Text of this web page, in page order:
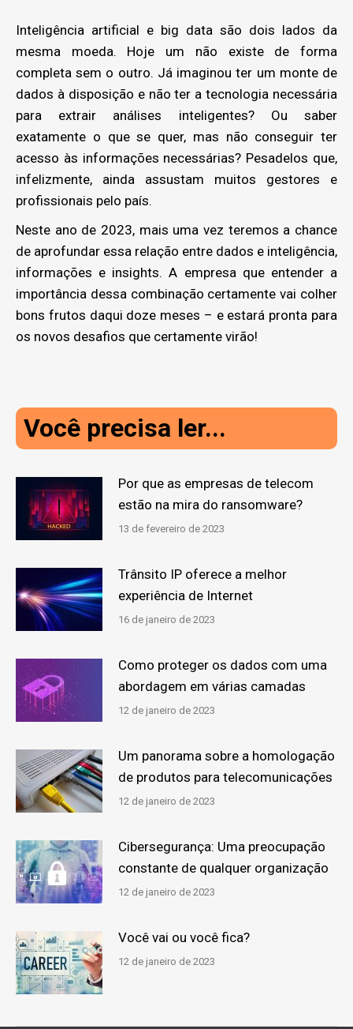
Inteligência artificial e big data são dois lados da
mesma moeda. Hoje um não existe de forma
completa sem o outro. Já imaginou ter um monte de
dados à disposição e não ter a tecnologia necessária
para extrair análises inteligentes? Ou saber
exatamente o que se quer, mas não conseguir ter
acesso às informações necessárias? Pesadelos que,
infelizmente, ainda assustam muitos gestores e
profissionais pelo país.
Neste ano de 2023, mais uma vez teremos a chance
de aprofundar essa relação entre dados e inteligência,
informações e insights. A empresa que entender a
importância dessa combinação certamente vai colher
bons frutos daqui doze meses – e estará pronta para
os novos desafios que certamente virão!
Você precisa ler...
Por que as empresas de telecom
estão na mira do ransomware?
13 de fevereiro de 2023
Trânsito IP oferece a melhor
experiência de Internet
16 de janeiro de 2023
Como proteger os dados com uma
abordagem em várias camadas
12 de janeiro de 2023
Um panorama sobre a homologação
de produtos para telecomunicações
12 de janeiro de 2023
Cibersegurança: Uma preocupação
constante de qualquer organização
12 de janeiro de 2023
Você vai ou você fica?
12 de janeiro de 2023